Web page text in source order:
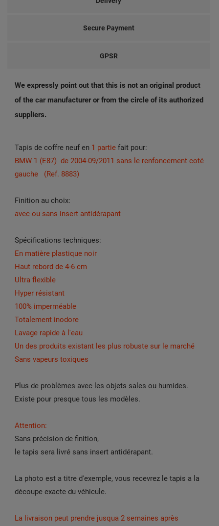
Secure Payment
GPSR
We expressly point out that this is not an original product
of the car manufacturer or from the circle of its authorized
suppliers.
Tapis de coffre neuf en 1 partie fait pour:
BMW 1 (E87) de 2004-09/2011 sans le renfoncement coté
gauche (Ref. 8883)
Finition au choix:
avec ou sans insert antidérapant
Spécifications techniques:
En matière plastique noir
Haut rebord de 4-6 cm
Ultra flexible
Hyper résistant
100% imperméable
Totalement inodore
Lavage rapide à l'eau
Un des produits existant les plus robuste sur le marché
Sans vapeurs toxiques
Plus de problèmes avec les objets sales ou humides.
Existe pour presque tous les modèles.
Attention:
Sans précision de finition,
le tapis sera livré sans insert antidérapant.
La photo est a titre d'exemple, vous recevrez le tapis a la
découpe exacte du véhicule.
La livraison peut prendre jusqua 2 semaines après